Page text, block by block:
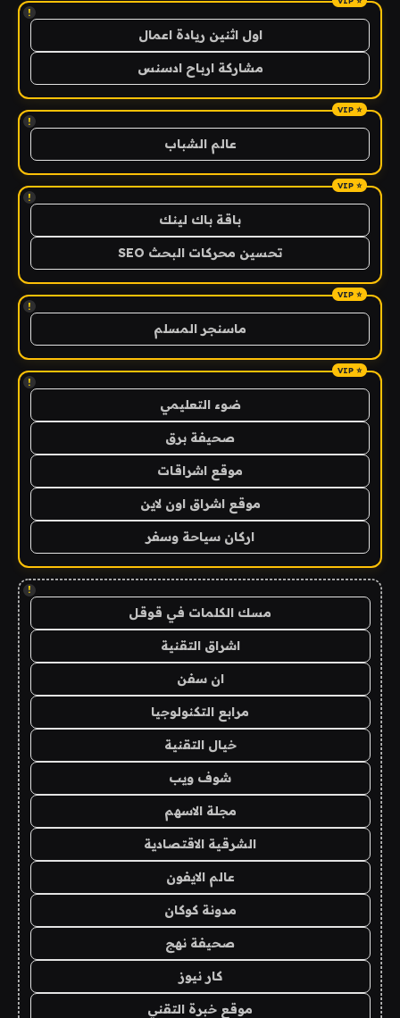
!
اول اثنين ريادة اعمال
مشاركة ارباح ادسنس
!
عالم الشباب
!
باقة باك لينك
تحسين محركات البحث SEO
!
ماسنجر المسلم
!
ضوء التعليمي
صحيفة برق
موقع اشراقات
موقع اشراق اون لاين
اركان سياحة وسفر
!
مسك الكلمات في قوقل
اشراق التقنية
ان سفن
مرابع التكنولوجيا
خيال التقنية
شوف ويب
مجلة الاسهم
الشرقية الاقتصادية
عالم الايفون
مدونة كوكان
صحيفة نهج
كار نيوز
موقع خبرة التقني